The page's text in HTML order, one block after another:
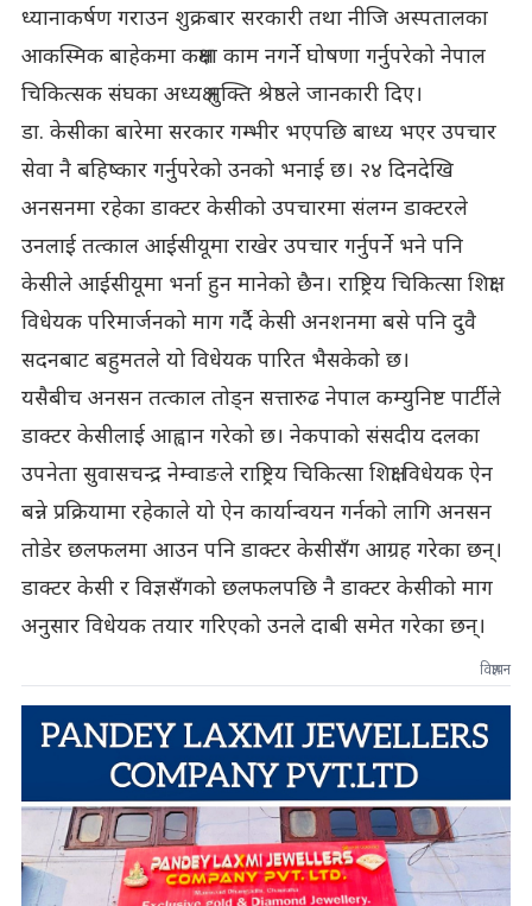
ध्यानाकर्षण गराउन शुक्रबार सरकारी तथा नीजि अस्पतालका
आकस्मिक बाहेकमा कक्षमा काम नगर्ने घोषणा गर्नुपरेको नेपाल
चिकित्सक संघका अध्यक्ष मुक्ति श्रेष्ठले जानकारी दिए।
डा. केसीका बारेमा सरकार गम्भीर भएपछि बाध्य भएर उपचार
सेवा नै बहिष्कार गर्नुपरेको उनको भनाई छ। २४ दिनदेखि
अनसनमा रहेका डाक्टर केसीको उपचारमा संलग्न डाक्टरले
उनलाई तत्काल आईसीयूमा राखेर उपचार गर्नुपर्ने भने पनि
केसीले आईसीयूमा भर्ना हुन मानेको छैन। राष्ट्रिय चिकित्सा शिक्षा
विधेयक परिमार्जनको माग गर्दै केसी अनशनमा बसे पनि दुवै
सदनबाट बहुमतले यो विधेयक पारित भैसकेको छ।
यसैबीच अनसन तत्काल तोड्न सत्तारुढ नेपाल कम्युनिष्ट पार्टीले
डाक्टर केसीलाई आह्वान गरेको छ। नेकपाको संसदीय दलका
उपनेता सुवासचन्द्र नेम्वाङले राष्ट्रिय चिकित्सा शिक्षा विधेयक ऐन
बन्ने प्रक्रियामा रहेकाले यो ऐन कार्यान्वयन गर्नको लागि अनसन
तोडेर छलफलमा आउन पनि डाक्टर केसीसँग आग्रह गरेका छन्।
डाक्टर केसी र विज्ञसँगको छलफलपछि नै डाक्टर केसीको माग
अनुसार विधेयक तयार गरिएको उनले दाबी समेत गरेका छन्।
विज्ञापन